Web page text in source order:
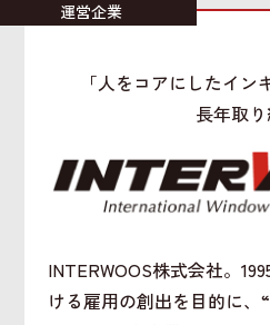
運営企業
「人をコアにしたイン
長年取
INTERWOOS株式会社。
ける雇用の創出を目的に、